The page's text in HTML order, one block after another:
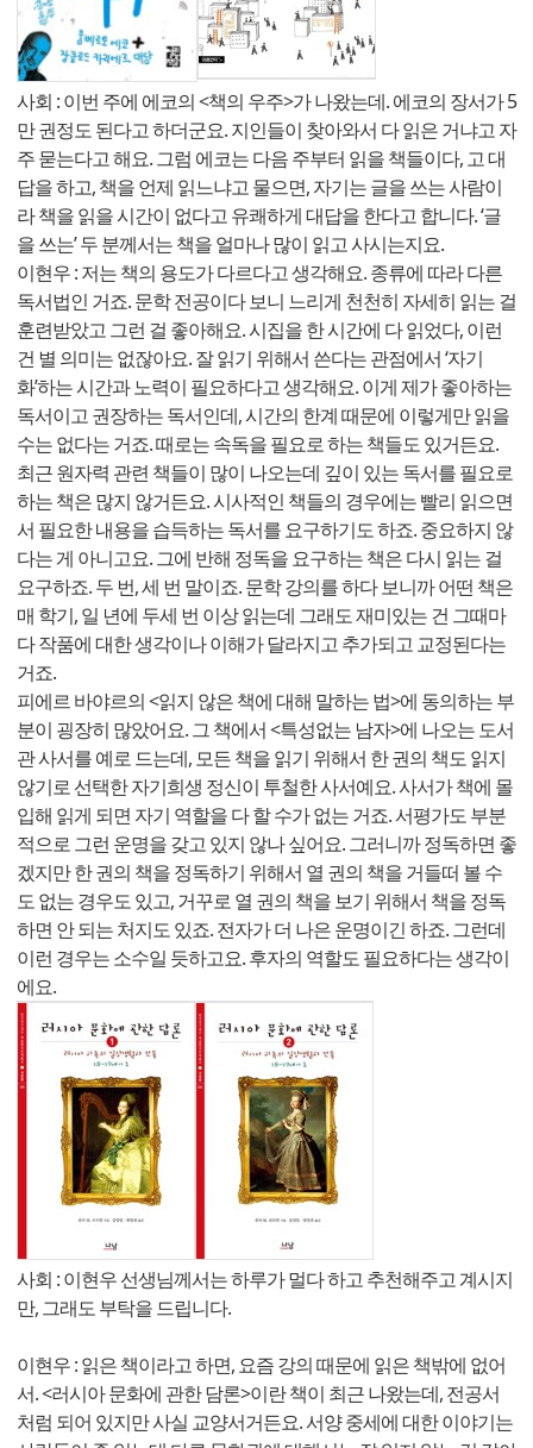
사회 : 이번 주에 에코의 <책의 우주>가 나왔는데. 에코의 장서가 5
만 권정도 된다고 하더군요. 지인들이 찾아와서 다 읽은 거냐고 자
주 묻는다고 해요. 그럼 에코는 다음 주부터 읽을 책들이다, 고 대
답을 하고, 책을 언제 읽느냐고 물으면, 자기는 글을 쓰는 사람이
라 책을 읽을 시간이 없다고 유쾌하게 대답을 한다고 합니다. ‘글
을 쓰는’ 두 분께서는 책을 얼마나 많이 읽고 사시는지요.
이현우 : 저는 책의 용도가 다르다고 생각해요. 종류에 따라 다른
독서법인 거죠. 문학 전공이다 보니 느리게 천천히 자세히 읽는 걸
훈련받았고 그런 걸 좋아해요. 시집을 한 시간에 다 읽었다, 이런
건 별 의미는 없잖아요. 잘 읽기 위해서 쓴다는 관점에서 ‘자기
화’하는 시간과 노력이 필요하다고 생각해요. 이게 제가 좋아하는
독서이고 권장하는 독서인데, 시간의 한계 때문에 이렇게만 읽을
수는 없다는 거죠. 때로는 속독을 필요로 하는 책들도 있거든요.
최근 원자력 관련 책들이 많이 나오는데 깊이 있는 독서를 필요로
하는 책은 많지 않거든요. 시사적인 책들의 경우에는 빨리 읽으면
서 필요한 내용을 습득하는 독서를 요구하기도 하죠. 중요하지 않
다는 게 아니고요. 그에 반해 정독을 요구하는 책은 다시 읽는 걸
요구하죠. 두 번, 세 번 말이죠. 문학 강의를 하다 보니까 어떤 책은
매 학기, 일 년에 두세 번 이상 읽는데 그래도 재미있는 건 그때마
다 작품에 대한 생각이나 이해가 달라지고 추가되고 교정된다는
거죠.
피에르 바야르의 <읽지 않은 책에 대해 말하는 법>에 동의하는 부
분이 굉장히 많았어요. 그 책에서 <특성없는 남자>에 나오는 도서
관 사서를 예로 드는데, 모든 책을 읽기 위해서 한 권의 책도 읽지
않기로 선택한 자기희생 정신이 투철한 사서예요. 사서가 책에 몰
입해 읽게 되면 자기 역할을 다 할 수가 없는 거죠. 서평가도 부분
적으로 그런 운명을 갖고 있지 않나 싶어요. 그러니까 정독하면 좋
겠지만 한 권의 책을 정독하기 위해서 열 권의 책을 거들떠 볼 수
도 없는 경우도 있고, 거꾸로 열 권의 책을 보기 위해서 책을 정독
하면 안 되는 처지도 있죠. 전자가 더 나은 운명이긴 하죠. 그런데
이런 경우는 소수일 듯하고요. 후자의 역할도 필요하다는 생각이
에요.
사회 : 이현우 선생님께서는 하루가 멀다 하고 추천해주고 계시지
만, 그래도 부탁을 드립니다.
이현우 : 읽은 책이라고 하면, 요즘 강의 때문에 읽은 책밖에 없어
서. <러시아 문화에 관한 담론>이란 책이 최근 나왔는데, 전공서
처럼 되어 있지만 사실 교양서거든요. 서양 중세에 대한 이야기는